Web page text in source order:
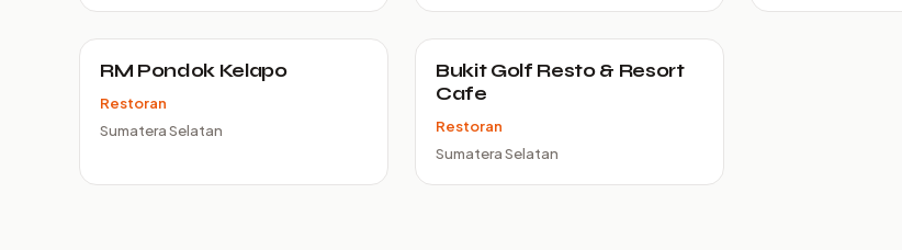
RM Pondok Kelapo
Restoran
Sumatera Selatan
Bukit Golf Resto & Resort
Cafe
Restoran
Sumatera Selatan